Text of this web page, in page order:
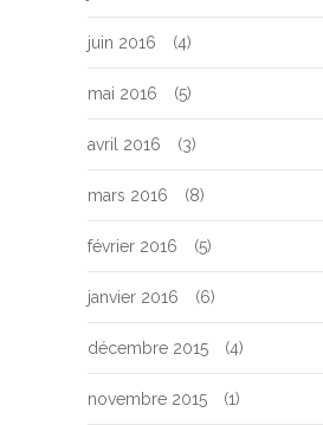
juin 2016 (4)
mai 2016 (5)
avril 2016 (3)
mars 2016 (8)
février 2016 (5)
janvier 2016 (6)
décembre 2015 (4)
novembre 2015 (1)